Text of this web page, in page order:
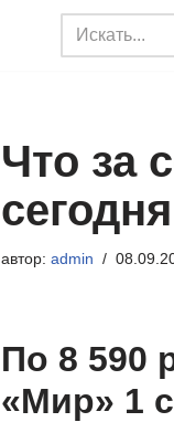
Что за
автор: admin
По 8 590
«Мир» 1